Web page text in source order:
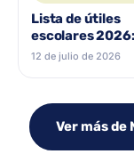
Lista de útiles
escolares
comprar al por
12 de julio de 2026
Ver más de